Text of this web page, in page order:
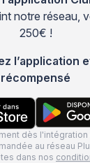
notre réseau,
250€ !
l’application
récompensé
dès
au réseau
dans nos